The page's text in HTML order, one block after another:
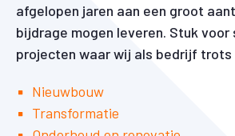
afgelopen jaren aan een groot
bijdrage mogen leveren. Stuk voor
projecten waar wij als bedrijf trots
Nieuwbouw
Transformatie